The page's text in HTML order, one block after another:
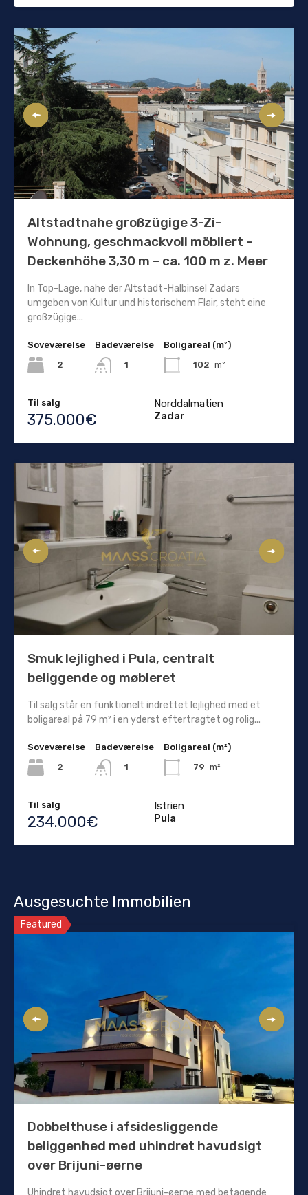
Altstadtnahe großzügige 3-Zi-
Wohnung, geschmackvoll möbliert –
Deckenhöhe 3,30 m – ca. 100 m z. Meer
In Top-Lage, nahe der Altstadt-Halbinsel Zadars
umgeben von Kultur und historischem Flair, steht eine
großzügige...
Soveværelse
2
Badeværelse
1
Boligareal (m²)
102 m²
Til salg
375.000€
Norddalmatien
Zadar
Smuk lejlighed i Pula, centralt
beliggende og møbleret
Til salg står en funktionelt indrettet lejlighed med et
boligareal på 79 m² i en yderst eftertragtet og rolig...
Soveværelse
2
Badeværelse
1
Boligareal (m²)
79 m²
Til salg
234.000€
Istrien
Pula
Ausgesuchte Immobilien
Featured
Dobbelthuse i afsidesliggende
beliggenhed med uhindret havudsigt
over Brijuni-øerne